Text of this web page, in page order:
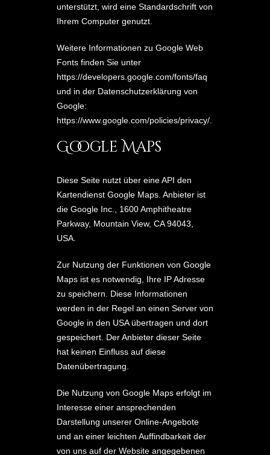
unterstützt, wird eine Standardschrift von
Ihrem Computer genutzt.
Weitere Informationen zu Google Web
Fonts finden Sie unter
https://developers.google.com/fonts/faq
und in der Datenschutzerklärung von
Google:
https://www.google.com/policies/privacy/
Google Maps
Diese Seite nutzt über eine API den
Kartendienst Google Maps. Anbieter ist
die Google Inc., 1600 Amphitheatre
Parkway, Mountain View, CA 94043,
USA.
Zur Nutzung der Funktionen von Google
Maps ist es notwendig, Ihre IP Adresse
zu speichern. Diese Informationen
werden in der Regel an einen Server von
Google in den USA übertragen und dort
gespeichert. Der Anbieter dieser Seite
hat keinen Einfluss auf diese
Datenübertragung.
Die Nutzung von Google Maps erfolgt im
Interesse einer ansprechenden
Darstellung unserer Online-Angebote
und an einer leichten Auffindbarkeit der
von uns auf der Website angegebenen